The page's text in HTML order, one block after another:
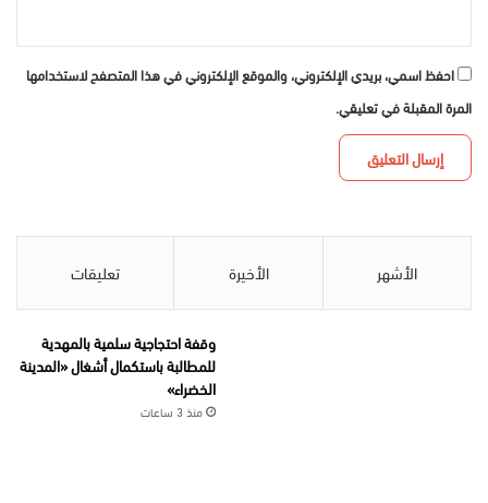
احفظ اسمي، بريدي الإلكتروني، والموقع الإلكتروني في هذا المتصفح لاستخدامها
المرة المقبلة في تعليقي.
الأشهر الأخيرة تعليقات
وقفة احتجاجية سلمية بالمهدية
للمطالبة باستكمال أشغال «المدينة
الخضراء»
منذ 3 ساعات